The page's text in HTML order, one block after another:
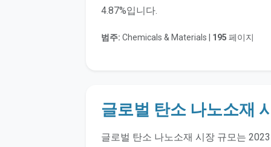
4.87%입니다.
범주: Chemicals & Materials | 195 페이지
글로벌 탄소 나노소재
글로벌 탄소 나노소재 시장 규모는